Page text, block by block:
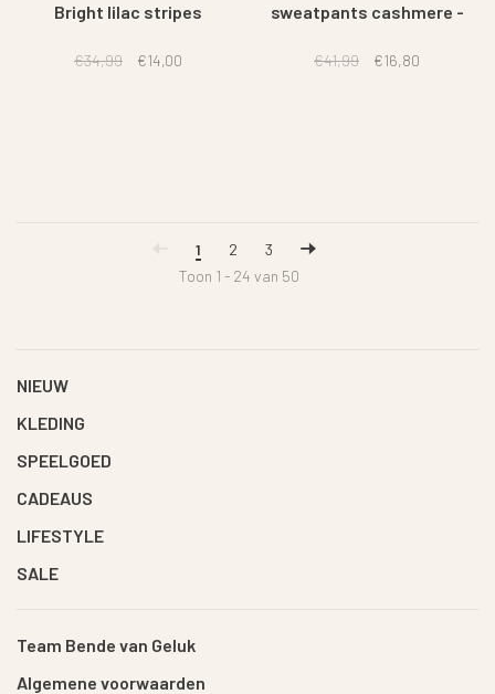
Bright lilac stripes
€34,99 €14,00
sweatpants cashmere -
€41,99 €16,80
1 2
3
Toon 1 - 24 van 50
NIEUW
KLEDING
SPEELGOED
CADEAUS
LIFESTYLE
SALE
Team Bende van Geluk
Algemene voorwaarden